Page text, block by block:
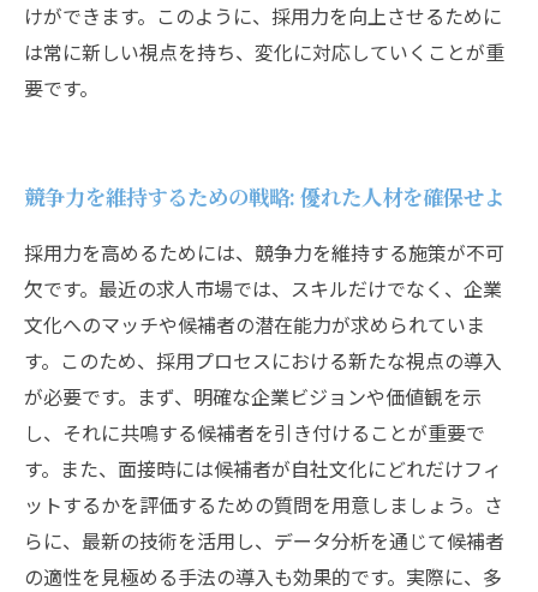
けができます。このように、採用力を向上させるために
は常に新しい視点を持ち、変化に対応していくことが重
要です。
競争力を維持するための戦略: 優れた人材を確保せよ
採用力を高めるためには、競争力を維持する施策が不可
欠です。最近の求人市場では、スキルだけでなく、企業
文化へのマッチや候補者の潜在能力が求められていま
す。このため、採用プロセスにおける新たな視点の導入
が必要です。まず、明確な企業ビジョンや価値観を示
し、それに共鳴する候補者を引き付けることが重要で
す。また、面接時には候補者が自社文化にどれだけフィ
ットするかを評価するための質問を用意しましょう。さ
らに、最新の技術を活用し、データ分析を通じて候補者
の適性を見極める手法の導入も効果的です。実際に、多